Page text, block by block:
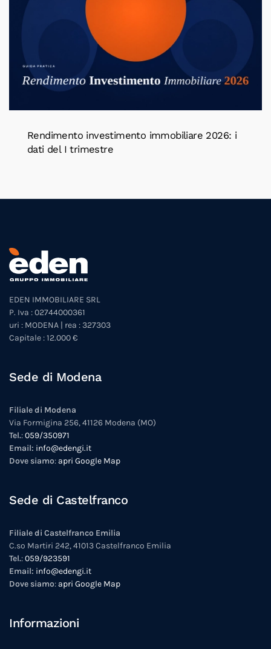
Rendimento investimento immobiliare 2026: i
dati del I trimestre
EDEN IMMOBILIARE SRL
P. Iva : 02744000361
uri : MODENA | rea : 327303
Capitale : 12.000 €
Sede di Modena
Filiale di Modena
Via Formigina 256, 41126 Modena (MO)
Tel.:059/350971
Email: info@edengi.it
Dove siamo: apri Google Map
Sede di Castelfranco
Filiale di Castelfranco Emilia
C.so Martiri 242, 41013 Castelfranco Emilia
Tel.:059/923591
Email: info@edengi.it
Dove siamo: apri Google Map
Informazioni